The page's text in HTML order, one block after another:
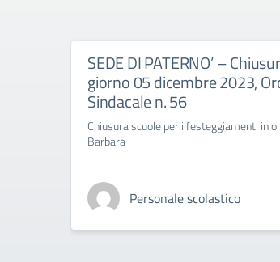
SEDE DI PATERNO’ –
giorno 05 dicembre 2023,
Sindacale n. 56
Chiusura scuole per i festeggiamenti in
Barbara
Personale scolastico